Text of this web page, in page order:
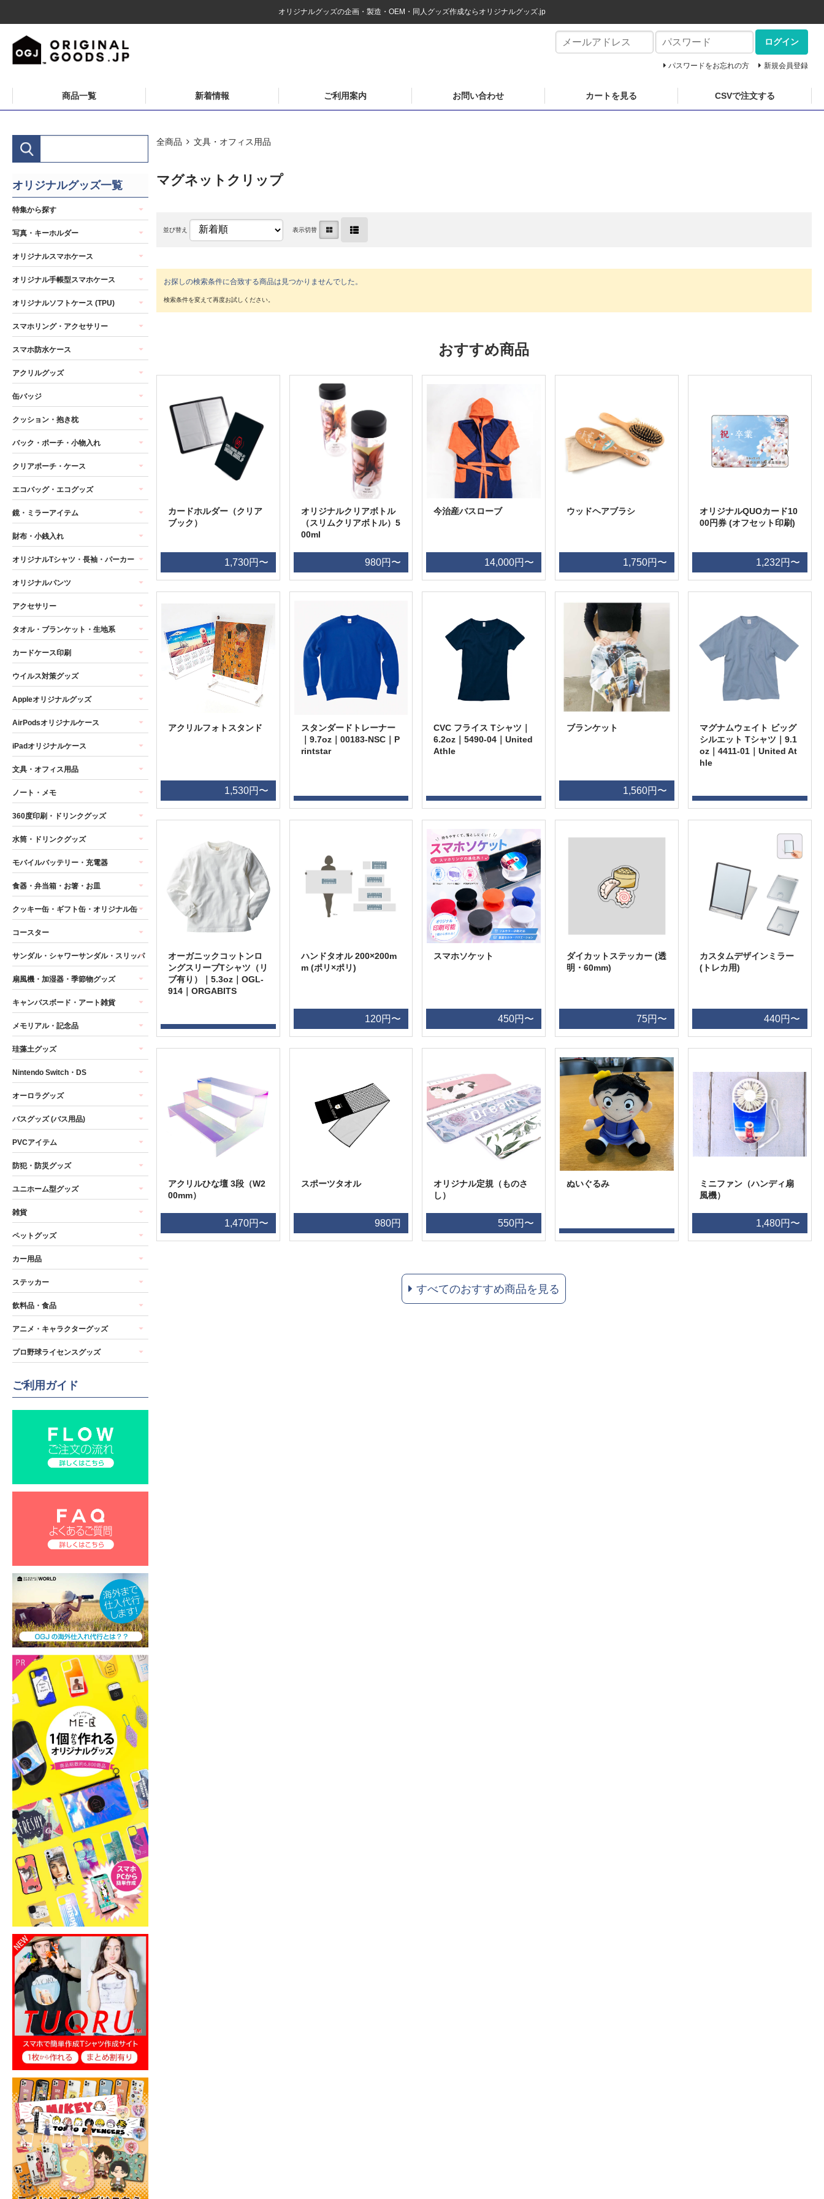
オリジナルグッズの企画・製造・OEM・同人グッズ作成ならオリジナルグッズ.jp
ログイン
パスワードをお忘れの方 新規会員登録
商品一覧 新着情報 ご利用案内 お問い合わせ カートを見る CSVで注文する
全商品 文具・オフィス用品
マグネットクリップ
並び替え 表示切替
お探しの検索条件に合致する商品は見つかりませんでした。
おすすめ商品
カードホルダー（クリア
ブック）
1,730円〜
オリジナルクリアボトル
（スリムクリアボトル）5
00ml
980円〜
今治産バスローブ
14,000円〜
ウッドヘアブラシ
1,750円〜
オリジナルQUOカード10
00円券 (オフセット印刷)
1,232円〜
アクリルフォトスタンド
1,530円〜
スタンダードトレーナー
｜9.7oz｜00183-NSC｜P
rintstar
CVC フライス Tシャツ｜
6.2oz｜5490-04｜United
Athle
ブランケット
1,560円〜
マグナムウェイト ビッグ
シルエット Tシャツ｜9.1
oz｜4411-01｜United At
hle
オーガニックコットンロ
ングスリーブTシャツ（リ
ブ有り）｜5.3oz｜OGL-
914｜ORGABITS
ハンドタオル 200×200m
m (ポリ×ポリ)
120円〜
スマホソケット
450円〜
ダイカットステッカー (透
明・60mm)
75円〜
カスタムデザインミラー
(トレカ用)
440円〜
アクリルひな壇 3段（W2
00mm）
1,470円〜
スポーツタオル
980円
オリジナル定規（ものさ
し）
550円〜
ぬいぐるみ
ミニファン（ハンディ扇
風機）
1,480円〜
すべてのおすすめ商品を見る
オリジナルグッズ一覧
特集から探す
写真・キーホルダー
オリジナルスマホケース
オリジナル手帳型スマホケース
オリジナルソフトケース (TPU)
スマホリング・アクセサリー
スマホ防水ケース
アクリルグッズ
缶バッジ
クッション・抱き枕
バック・ポーチ・小物入れ
クリアポーチ・ケース
エコバッグ・エコグッズ
鏡・ミラーアイテム
財布・小銭入れ
オリジナルTシャツ・長袖・パーカー
オリジナルパンツ
アクセサリー
タオル・ブランケット・生地系
カードケース印刷
ウイルス対策グッズ
Appleオリジナルグッズ
AirPodsオリジナルケース
iPadオリジナルケース
文具・オフィス用品
ノート・メモ
360度印刷・ドリンクグッズ
水筒・ドリンクグッズ
モバイルバッテリー・充電器
食器・弁当箱・お箸・お皿
クッキー缶・ギフト缶・オリジナル缶
コースター
サンダル・シャワーサンダル・スリッパ
扇風機・加湿器・季節物グッズ
キャンバスボード・アート雑貨
メモリアル・記念品
珪藻土グッズ
Nintendo Switch・DS
オーロラグッズ
バスグッズ (バス用品)
PVCアイテム
防犯・防災グッズ
ユニホーム型グッズ
雑貨
ペットグッズ
カー用品
ステッカー
飲料品・食品
アニメ・キャラクターグッズ
プロ野球ライセンスグッズ
ご利用ガイド